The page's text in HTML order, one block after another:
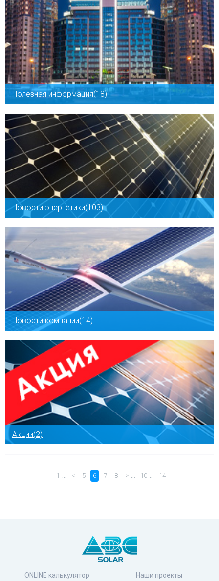
Полезная информация(18)
Новости энергетики(103)
Новости компании(14)
Акции(2)
1 < 5 6 7 8 > 10 14
ONLINE калькулятор Наши проекты